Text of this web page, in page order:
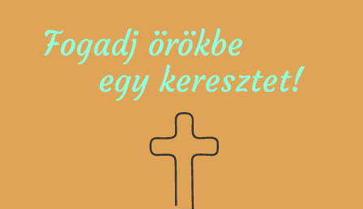
Fogadj örökbe
egy keresztet!